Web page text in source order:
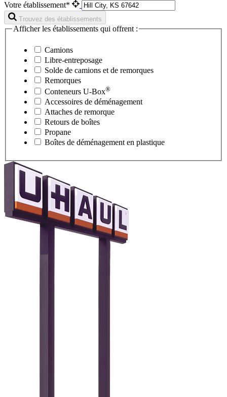
Votre établissement*
Trouvez des établissements
Afficher les établissements qui offrent :
Camions
Libre-entreposage
Solde de camions et de remorques
Remorques
Conteneurs U-Box®
Accessoires de déménagement
Attaches de remorque
Retours de boîtes
Propane
Boîtes de déménagement en plastique